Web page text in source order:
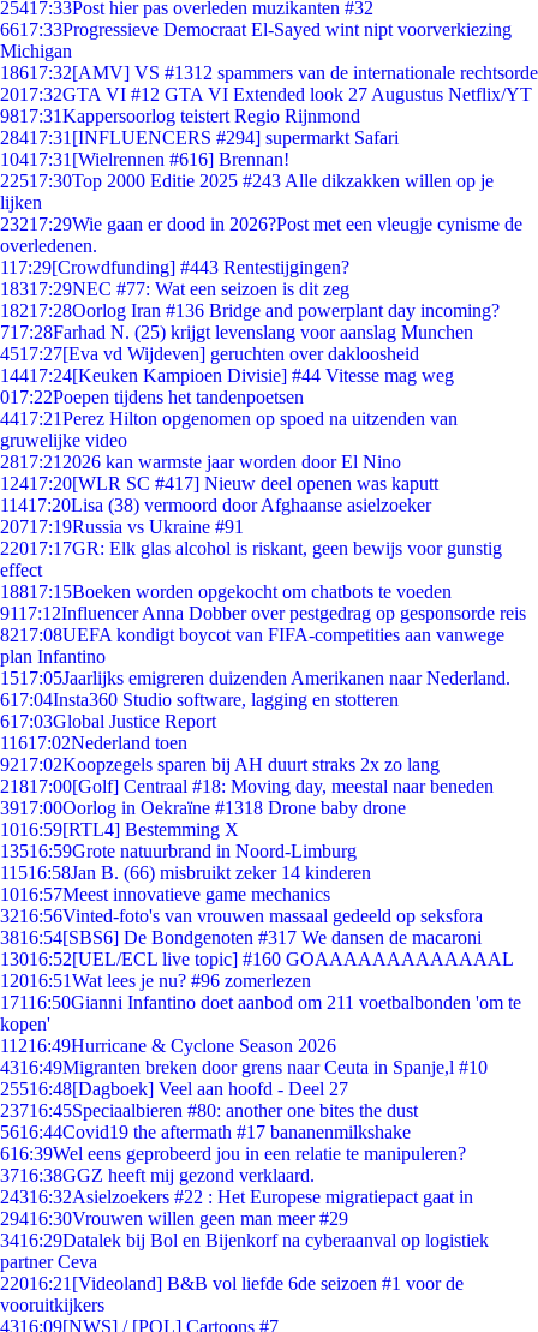
25417:33Post hier pas overleden muzikanten #32
6617:33Progressieve Democraat El-Sayed wint nipt voorverkiezing
Michigan
18617:32[AMV] VS #1312 spammers van de internationale rechtsorde
2017:32GTA VI #12 GTA VI Extended look 27 Augustus Netflix/YT
9817:31Kappersoorlog teistert Regio Rijnmond
28417:31 [INFLUENCERS #294] supermarkt Safari
10417:31 [Wielrennen #616] Brennan!
22517:30Top 2000 Editie 2025 #243 Alle dikzakken willen op je
lijken
23217:29Wie gaan er dood in 2026?Post met een vleugje cynisme de
overledenen.
117:29[Crowdfunding] #443 Rentestijgingen?
18317:29NEC #77: Wat een seizoen is dit zeg
18217:28Oorlog Iran #136 Bridge and powerplant day incoming?
717:28Farhad N. (25) krijgt levenslang voor aanslag Munchen
4517:27[Eva vd Wijdeven] geruchten over dakloosheid
14417:24[Keuken Kampioen Divisie] #44 Vitesse mag weg
017:22Poepen tijdens het tandenpoetsen
4417:21Perez Hilton opgenomen op spoed na uitzenden van
gruwelijke video
2817:21 2026 kan warmste jaar worden door El Nino
12417:20[WLR SC #417] Nieuw deel openen was kaputt
11417:20Lisa (38) vermoord door Afghaanse asielzoeker
20717:19Russia vs Ukraine #91
22017:17GR: Elk glas alcohol is riskant, geen bewijs voor gunstig
effect
18817:15Boeken worden opgekocht om chatbots te voeden
9117:12Influencer Anna Dobber over pestgedrag op gesponsorde reis
8217:08UEFA kondigt boycot van FIFA-competities aan vanwege
plan Infantino
1517:05Jaarlijks emigreren duizenden Amerikanen naar Nederland.
617:04Insta360 Studio software, lagging en stotteren
617:03Global Justice Report
11617:02Nederland toen
9217:02Koopzegels sparen bij AH duurt straks 2x zo lang
21817:00[Golf] Centraal #18: Moving day, meestal naar beneden
3917:00Oorlog in Oekraïne #1318 Drone baby drone
1016:59[RTL4] Bestemming X
13516:59Grote natuurbrand in Noord-Limburg
11516:58Jan B. (66) misbruikt zeker 14 kinderen
1016:57Meest innovatieve game mechanics
3216:56Vinted-foto's van vrouwen massaal gedeeld op seksfora
3816:54[SBS6] De Bondgenoten #317 We dansen de macaroni
13016:52[UEL/ECL live topic] #160 GOAAAAAAAAAAAAAL
12016:51Wat lees je nu? #96 zomerlezen
17116:50Gianni Infantino doet aanbod om 211 voetbalbonden 'om te
kopen'
11216:49Hurricane & Cyclone Season 2026
4316:49Migranten breken door grens naar Ceuta in Spanje,l #10
25516:48[Dagboek] Veel aan hoofd - Deel 27
23716:45Speciaalbieren #80: another one bites the dust
5616:44Covid19 the aftermath #17 bananenmilkshake
616:39Wel eens geprobeerd jou in een relatie te manipuleren?
3716:38GGZ heeft mij gezond verklaard.
24316:32Asielzoekers #22 : Het Europese migratiepact gaat in
29416:30Vrouwen willen geen man meer #29
3416:29Datalek bij Bol en Bijenkorf na cyberaanval op logistiek
partner Ceva
22016:21 [Videoland] B&B vol liefde 6de seizoen #1 voor de
vooruitkijkers
4316:09[NWS] / [POL] Cartoons #7